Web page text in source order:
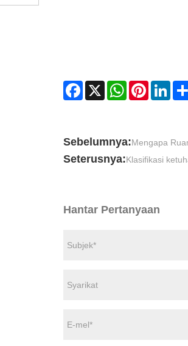
Facebook
X WhatsAppPinterest
Sebelumnya:Mengapa
Seterusnya:Klasifikasi
Hantar Pertanyaan